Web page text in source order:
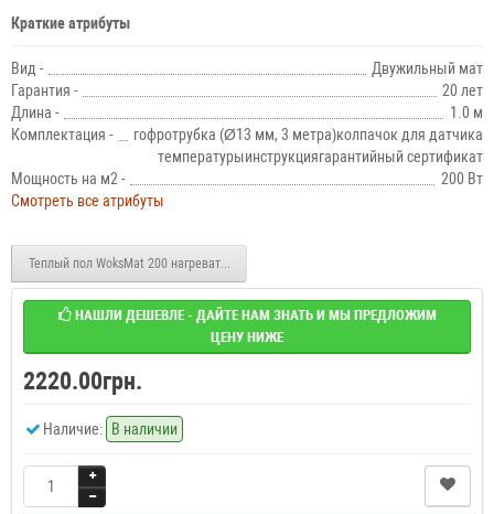
Краткие атрибуты
Вид -
Двужильный мат
Гарантия -
20 лет
Длина -
1.0 м
Комплектация -
гофротрубка (Ø13 мм, 3 метра)колпачок для датчика
температурыинструкциягарантийный сертификат
Мощность на м2 -
200 Вт
Смотреть все атрибуты
Теплый пол WoksMat 200 нагревательные маты 200W 2.0x0.5м
НАШЛИ ДЕШЕВЛЕ - ДАЙТЕ НАМ ЗНАТЬ И МЫ ПРЕДЛОЖИМ
ЦЕНУ НИЖЕ
2220.00грн.
Наличие: В наличии